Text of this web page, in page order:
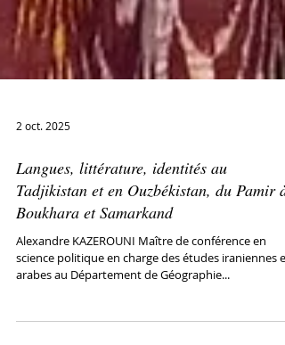
2 oct. 2025
Langues, littérature, identités au
Tadjikistan et en Ouzbékistan, du Pamir à
Alexandre KAZEROUNI Maître de conférence en